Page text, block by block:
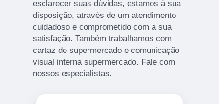
esclarecer suas dúvidas, estamos à sua
disposição, através de um atendimento
cuidadoso e comprometido com a sua
satisfação. Também trabalhamos com
cartaz de supermercado e comunicação
visual interna supermercado. Fale com
nossos especialistas.